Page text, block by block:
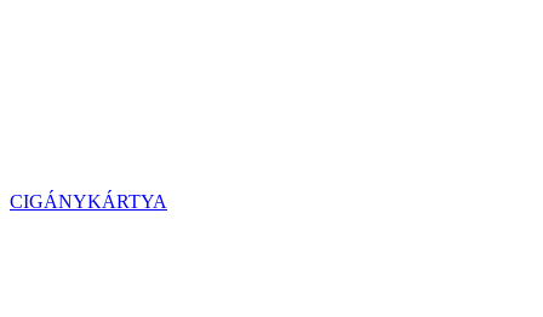
CIGÁNYKÁRTYA